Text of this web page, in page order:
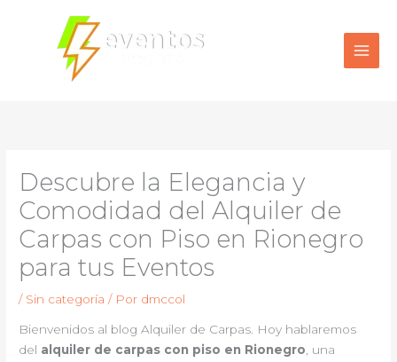
contenido
Descubre la Elegancia y
Comodidad del Alquiler de
Carpas con Piso en Rionegro
para tus Eventos
/ Sin categoría / Por dmccol
Bienvenidos al blog Alquiler de Carpas. Hoy hablaremos
del alquiler de carpas con piso en Rionegro, una